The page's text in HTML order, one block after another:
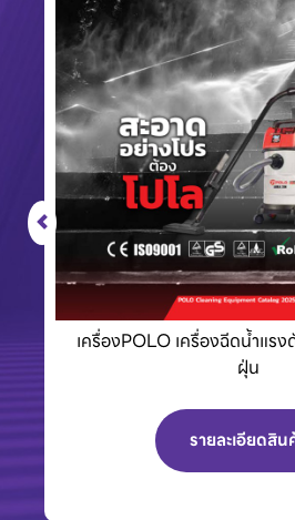
เครื่องPOLO เครื่องฉีดน้ำแร
ฝุ่น
รายละเอียดสิน